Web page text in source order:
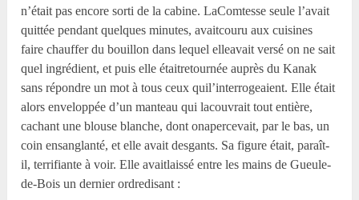
n’était pas encore sorti de la cabine. LaComtesse seule l’avait
quittée pendant quelques minutes, avaitcouru aux cuisines
faire chauffer du bouillon dans lequel elleavait versé on ne sait
quel ingrédient, et puis elle étaitretournée auprès du Kanak
sans répondre un mot à tous ceux quil’interrogeaient. Elle était
alors enveloppée d’un manteau qui lacouvrait tout entière,
cachant une blouse blanche, dont onapercevait, par le bas, un
coin ensanglanté, et elle avait desgants. Sa figure était, paraît-
il, terrifiante à voir. Elle avaitlaissé entre les mains de Gueule-
de-Bois un dernier ordredisant :